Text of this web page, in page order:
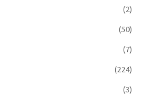
(2)
(50)
(7)
(224)
(3)